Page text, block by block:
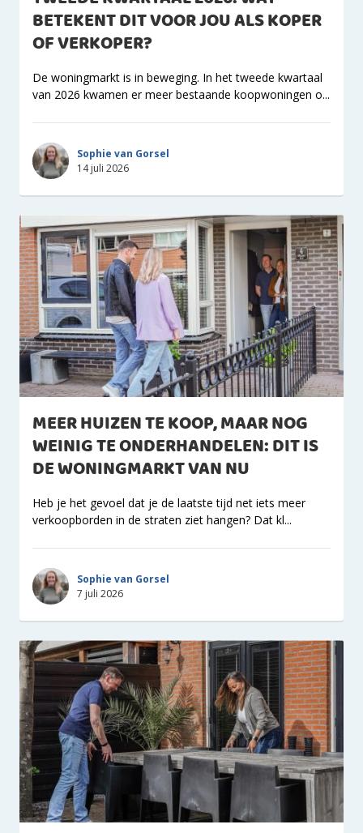
BETEKENT DIT VOOR JOU ALS KOPER
OF VERKOPER?
De woningmarkt is in beweging. In het tweede kwartaal
van 2026 kwamen er meer bestaande koopwoningen o...
Sophie van Gorsel
14 juli 2026
MEER HUIZEN TE KOOP, MAAR NOG
WEINIG TE ONDERHANDELEN: DIT IS
DE WONINGMARKT VAN NU
Heb je het gevoel dat je de laatste tijd net iets meer
verkoopborden in de straten ziet hangen? Dat kl...
Sophie van Gorsel
7 juli 2026